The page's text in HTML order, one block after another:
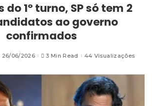
do 1º turno, SP só tem 2
ao governo
confirmados
26/06/2026 3 Min Read 44 Visualizações